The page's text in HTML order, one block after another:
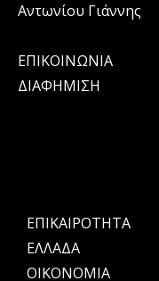
Αντωνίου Γιάννης
ΕΠΙΚΟΙΝΩΝΙΑ
ΔΙΑΦΗΜΙΣΗ
ΕΠΙΚΑΙΡΟΤΗΤΑ
ΕΛΛΑΔΑ
OIKONOMIA